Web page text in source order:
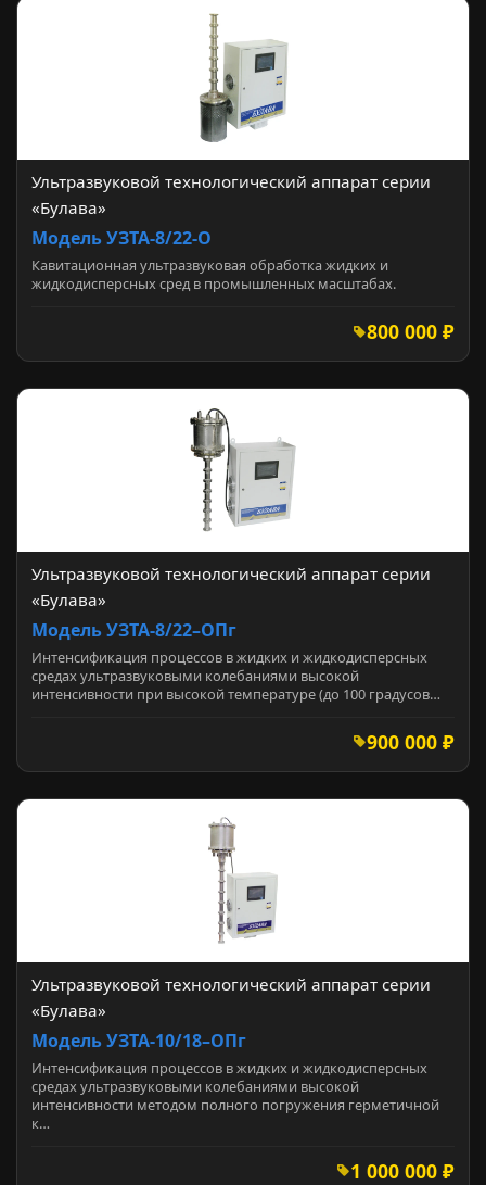
Ультразвуковой технологический аппарат серии
«Булава»
Модель УЗТА-8/22-О
Кавитационная ультразвуковая обработка жидких и
жидкодисперсных сред в промышленных масштабах.
800 000 ₽
Ультразвуковой технологический аппарат серии
«Булава»
Модель УЗТА-8/22–ОПг
Интенсификация процессов в жидких и жидкодисперсных
средах ультразвуковыми колебаниями высокой
интенсивности при высокой температуре (до 100 градусов…
900 000 ₽
Ультразвуковой технологический аппарат серии
«Булава»
Модель УЗТА-10/18–ОПг
Интенсификация процессов в жидких и жидкодисперсных
средах ультразвуковыми колебаниями высокой
интенсивности методом полного погружения герметичной
к…
1 000 000 ₽